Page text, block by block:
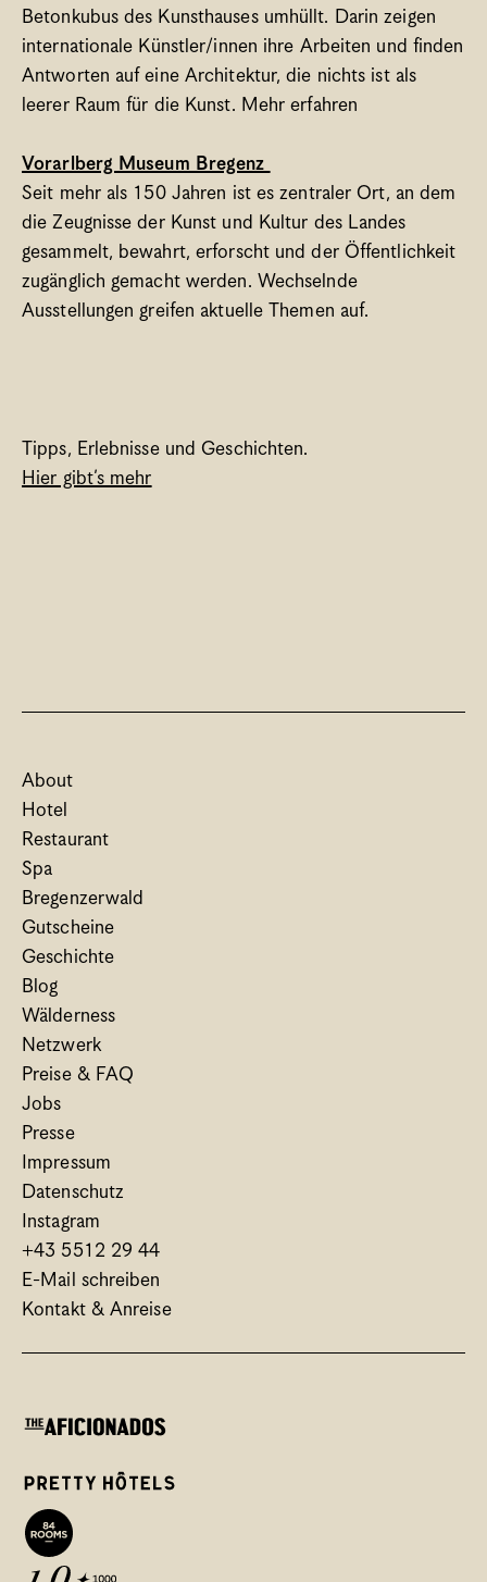
Betonkubus des Kunsthauses umhüllt. Darin zeigen
internationale Künstler/innen ihre Arbeiten und finden
Antworten auf eine Architektur, die nichts ist als
leerer Raum für die Kunst. Mehr erfahren
Vorarlberg Museum Bregenz
Seit mehr als 150 Jahren ist es zentraler Ort, an dem
die Zeugnisse der Kunst und Kultur des Landes
gesammelt, bewahrt, erforscht und der Öffentlichkeit
zugänglich gemacht werden. Wechselnde
Ausstellungen greifen aktuelle Themen auf.
Tipps, Erlebnisse und Geschichten.
Hier gibt’s mehr
About
Hotel
Restaurant
Spa
Bregenzerwald
Gutscheine
Geschichte
Blog
Wälderness
Netzwerk
Preise & FAQ
Jobs
Presse
Impressum
Datenschutz
Instagram
+43 5512 29 44
E-Mail schreiben
Kontakt & Anreise